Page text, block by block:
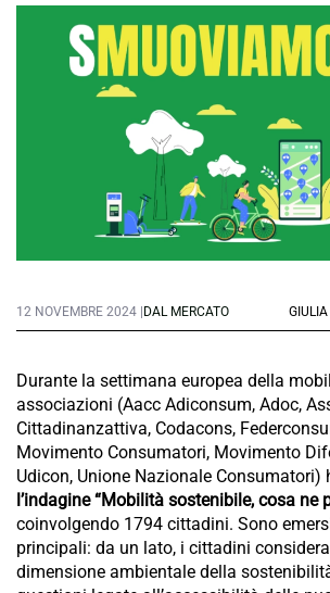
12 NOVEMBRE 2024 | DAL MERCATO
Durante la settimana europea della
associazioni (Aacc Adiconsum, Adoc,
Cittadinanzattiva, Codacons,
Movimento Consumatori, Movimento
Udicon, Unione Nazionale Consumatori)
l’indagine “Mobilità sostenibile, cosa ne
coinvolgendo 1794 cittadini. Sono
principali: da un lato, i cittadini
dimensione ambientale della